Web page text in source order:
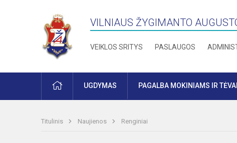
VILNIAUS ŽYGIMANTO
VEIKLOS SRITYS PASLAUGOS
PRADŽIAUGDYMAS PAGALBA MOKINIAMS IR
Titulinis Naujienos Renginiai